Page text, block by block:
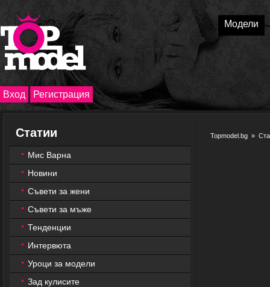
Модели
Вход Регистрация
Статии
Мис Варна
Новини
Съвети за жени
Съвети за мъже
Тенденции
Интервюта
Уроци за модели
Зад кулисите
Topmodel.bg »